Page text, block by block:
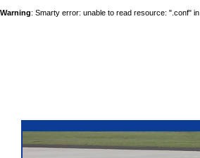
Warning: Smarty error: unable to read resource: ".conf" in